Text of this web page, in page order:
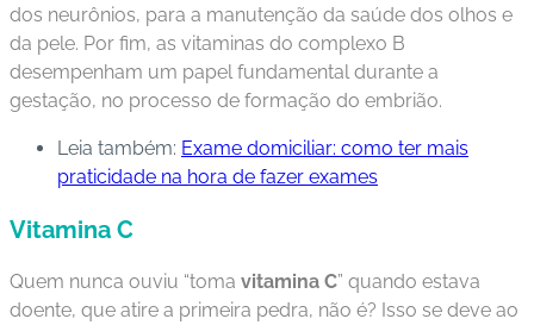
dos neurônios, para a manutenção da saúde dos olhos e
da pele. Por fim, as vitaminas do complexo B
desempenham um papel fundamental durante a
gestação, no processo de formação do embrião.
Leia também: Exame domiciliar: como ter mais
praticidade na hora de fazer exames
Vitamina C
Quem nunca ouviu “toma vitamina C” quando estava
doente, que atire a primeira pedra, não é? Isso se deve ao